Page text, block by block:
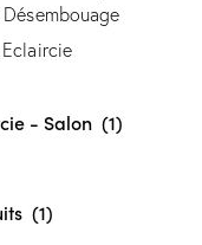
- Salon (1)
(1)